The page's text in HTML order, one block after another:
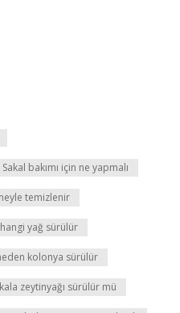
Sakal bakımı için ne yapmalı
temizlenir
yağ sürülür
kolonya sürülür
zeytinyağı sürülür mü